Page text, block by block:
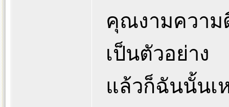
คุณงามความ
เป็นตัวอย่าง
แล้วก็ฉันนั้นเ